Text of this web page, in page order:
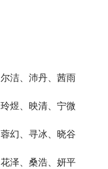
洁、沛丹、茜雨
煜、映清、宁微
幻、寻冰、晓谷
泽、桑浩、妍平